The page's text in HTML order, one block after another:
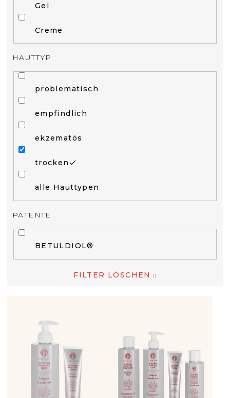
Gel
Creme
HAUTTYP
problematisch
empfindlich
ekzematös
trocken
alle Hauttypen
PATENTE
BETULDIOL®
FILTER LÖSCHEN